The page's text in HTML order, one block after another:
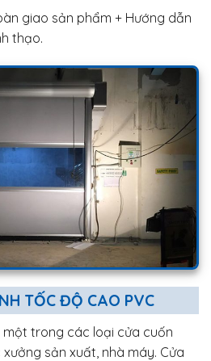
giao sản phẩm + Hướng dẫn
thạo.
TỐC ĐỘ CAO PVC
một trong các loại cửa cuốn
sản xuất, nhà máy. Cửa